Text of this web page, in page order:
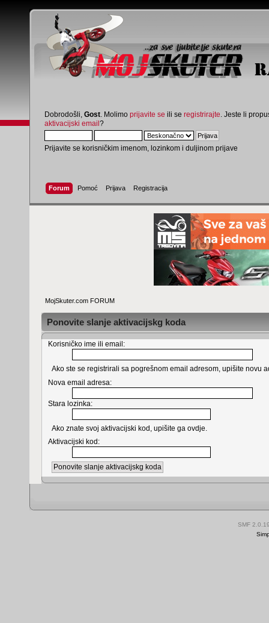
Dobrodošli, Gost . Molimo prijavite se ili se registrirajte . Jeste li
aktivacijski email?
Prijavite se korisničkim imenom, lozinkom i duljinom prijave
Forum Pomoć Prijava Registracija
MojSkuter.com FORUM
Ponovite slanje aktivacijskg koda
Korisničko ime ili email:
Ako ste se registrirali sa pogrešnom email adresom, upišite novu
Nova email adresa:
Stara lozinka:
Ako znate svoj aktivacijski kod, upišite ga ovdje.
Aktivacijski kod:
SMF